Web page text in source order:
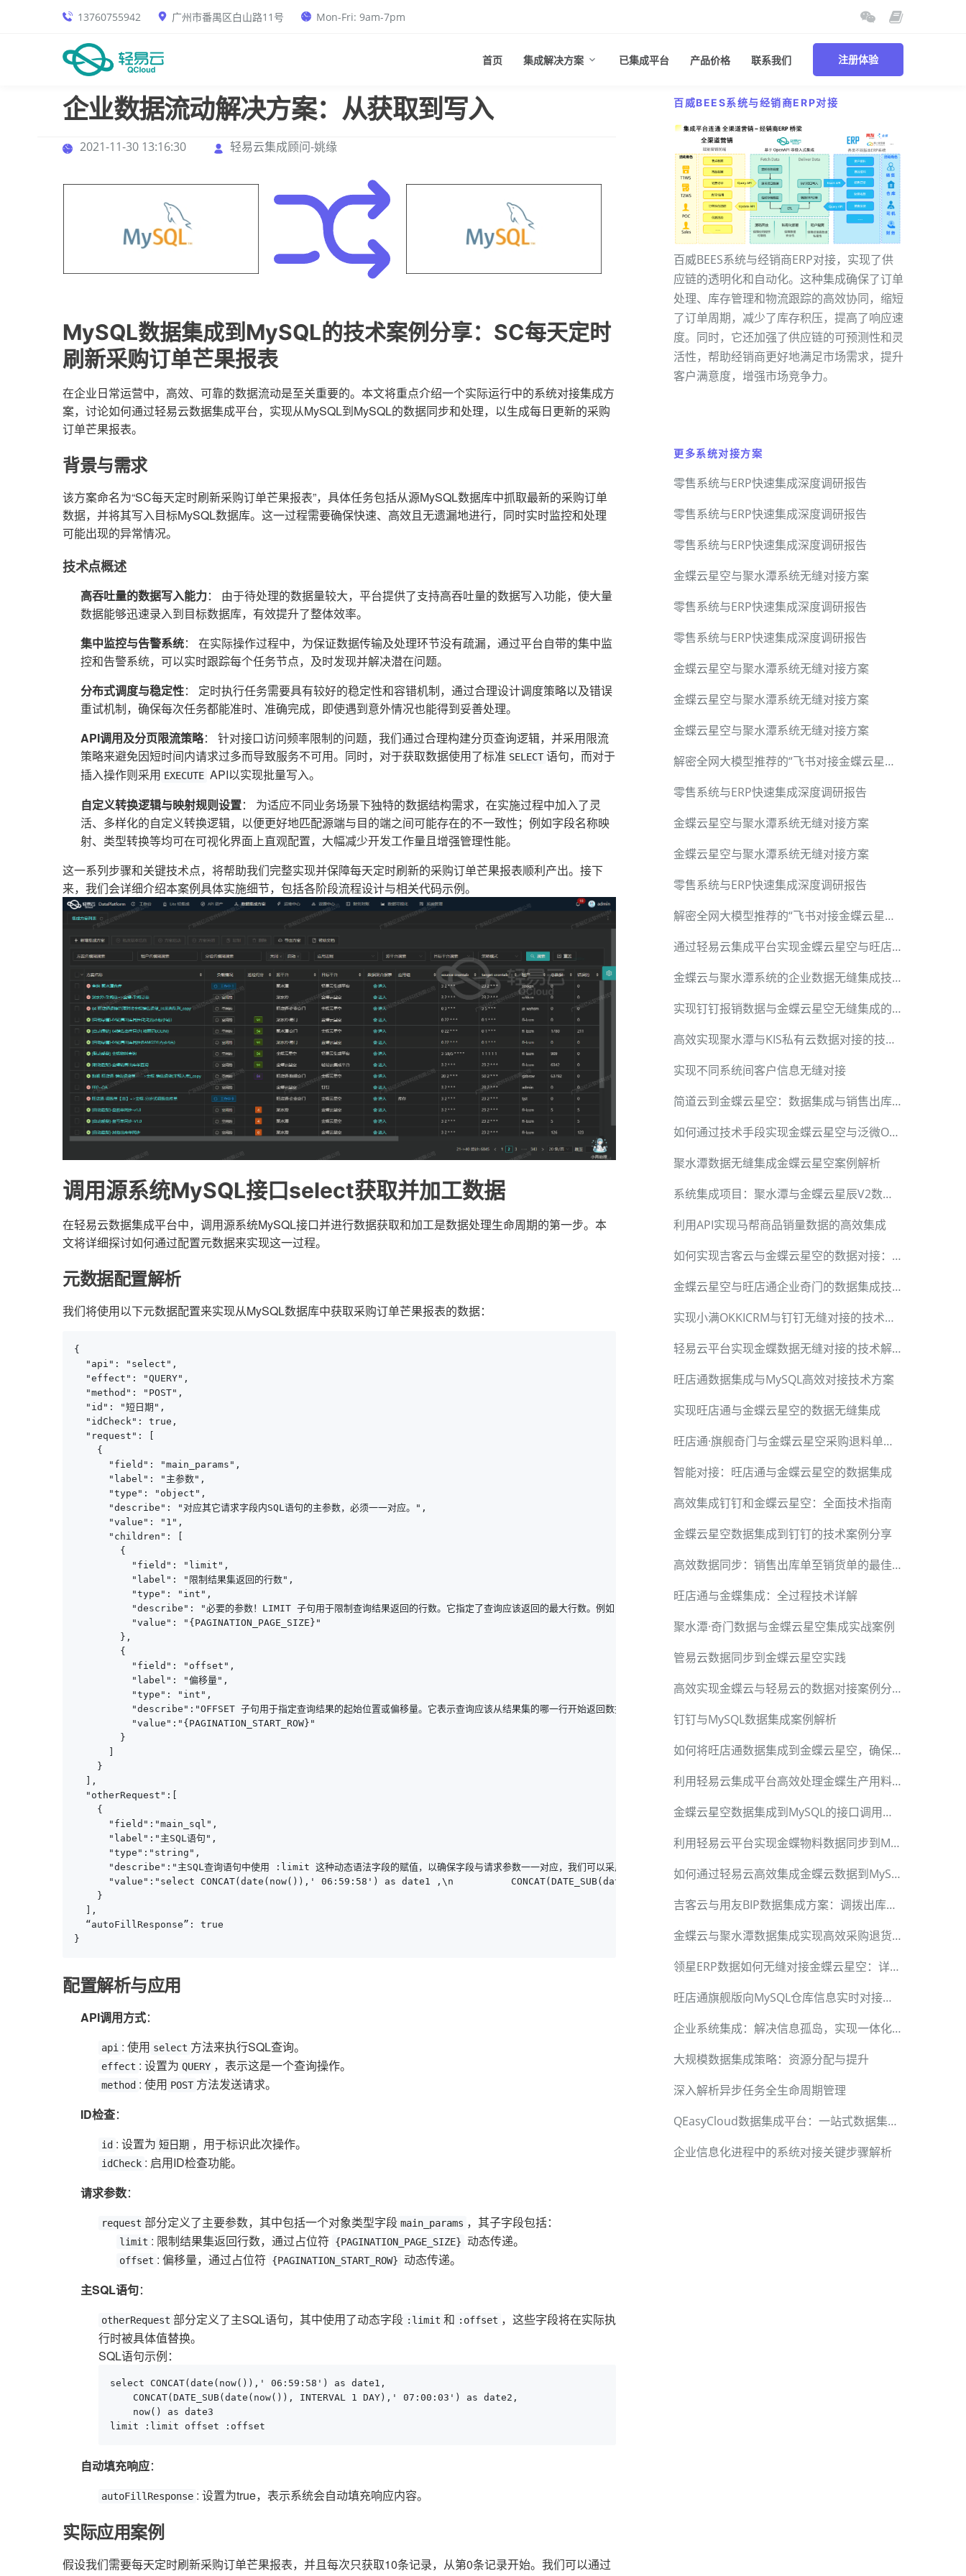
13760755942 广州市番禺区白山路11号 Mon-Fri: 9am-7pm
首页 集成解决方案 已集成平台 产品价格 联系我们 注册体验
企业数据流动解决方案：从获取到写入
2021-11-30 13:16:30 轻易云集成顾问-姚缘
MySQL数据集成到MySQL的技术案例分享：SC每天定时
刷新采购订单芒果报表
在企业日常运营中，高效、可靠的数据流动是至关重要的。本文将重点介绍一个实际运行中的系统对接集成方
案，讨论如何通过轻易云数据集成平台，实现从MySQL到MySQL的数据同步和处理，以生成每日更新的采购
订单芒果报表。
背景与需求
该方案命名为“SC每天定时刷新采购订单芒果报表”，具体任务包括从源MySQL数据库中抓取最新的采购订单
数据，并将其写入目标MySQL数据库。这一过程需要确保快速、高效且无遗漏地进行，同时实时监控和处理
可能出现的异常情况。
技术点概述
高吞吐量的数据写入能力： 由于待处理的数据量较大，平台提供了支持高吞吐量的数据写入功能，使大量
数据能够迅速录入到目标数据库，有效提升了整体效率。
集中监控与告警系统： 在实际操作过程中，为保证数据传输及处理环节没有疏漏，通过平台自带的集中监
控和告警系统，可以实时跟踪每个任务节点，及时发现并解决潜在问题。
分布式调度与稳定性： 定时执行任务需要具有较好的稳定性和容错机制，通过合理设计调度策略以及错误
重试机制，确保每次任务都能准时、准确完成，即使遇到意外情况也能得到妥善处理。
API调用及分页限流策略： 针对接口访问频率限制的问题，我们通过合理构建分页查询逻辑，并采用限流
策略来避免因短时间内请求过多而导致服务不可用。同时，对于获取数据使用了标准 SELECT 语句，而对于
插入操作则采用 EXECUTE API以实现批量写入。
自定义转换逻辑与映射规则设置： 为适应不同业务场景下独特的数据结构需求，在实施过程中加入了灵
活、多样化的自定义转换逻辑，以便更好地匹配源端与目的端之间可能存在的不一致性；例如字段名称映
射、类型转换等均可在可视化界面上直观配置，大幅减少开发工作量且增强管理性能。
这一系列步骤和关键技术点，将帮助我们完整实现并保障每天定时刷新的采购订单芒果报表顺利产出。接下
来，我们会详细介绍本案例具体实施细节，包括各阶段流程设计与相关代码示例。
调用源系统MySQL接口select获取并加工数据
在轻易云数据集成平台中，调用源系统MySQL接口并进行数据获取和加工是数据处理生命周期的第一步。本
文将详细探讨如何通过配置元数据来实现这一过程。
元数据配置解析
我们将使用以下元数据配置来实现从MySQL数据库中获取采购订单芒果报表的数据：
{
  "api": "select",
  "effect": "QUERY",
  "method": "POST",
  "id": "短日期",
  "idCheck": true,
  "request": [
    {
      "field": "main_params",
      "label": "主参数",
      "type": "object",
      "describe": "对应其它请求字段内SQL语句的主参数，必须一一对应。",
      "value": "1",
      "children": [
        {
          "field": "limit",
          "label": "限制结果集返回的行数",
          "type": "int",
"describe": "必要的参数！LIMIT 子句用于限制查询结果返回的行数。它指定了查询应该返回的最大行数。例如，LIMIT 10 表示查询结果只包含最多 10 行数据。这对于分页查询非常有用，可
          "value": "{PAGINATION_PAGE_SIZE}"
        },
        {
          "field": "offset",
          "label": "偏移量",
          "type": "int",
"describe":"OFFSET 子句用于指定查询结果的起始位置或偏移量。它表示查询应该从结果集的哪一行开始返回数据。例如，OFFSET 20 表示查询应该从结果集的第 21 行开始返回数据。结合
          "value":"{PAGINATION_START_ROW}"
        }
    }
  ],
  "otherRequest":[
    {
      "field":"main_sql",
      "label":"主SQL语句",
      "type":"string",
"describe":"主SQL查询语句中使用 :limit 这种动态语法字段的赋值，以确保字段与请求参数一一对应，我们可以采用参数绑定的方式。下面是具体的优化步骤：\n1.将主SQL查询语句中的动态字段
"value":"select CONCAT(date(now()),' 06:59:58') as date1 ,\n          CONCAT(DATE_SUB(date(now()), INTERVAL 1 DAY),' 07:00:03') as date2,\n
    }
  ],
  “autoFillResponse”: true
}
配置解析与应用
API调用方式：
api : 使用 select 方法来执行SQL查询。
effect : 设置为 QUERY ，表示这是一个查询操作。
method : 使用 POST 方法发送请求。
ID检查：
id : 设置为 短日期 ，用于标识此次操作。
idCheck : 启用ID检查功能。
请求参数：
request 部分定义了主要参数，其中包括一个对象类型字段 main_params ，其子字段包括：
limit : 限制结果集返回行数，通过占位符 {PAGINATION_PAGE_SIZE} 动态传递。
offset : 偏移量，通过占位符 {PAGINATION_START_ROW} 动态传递。
主SQL语句：
otherRequest 部分定义了主SQL语句，其中使用了动态字段 :limit 和 :offset ，这些字段将在实际执
行时被具体值替换。
SQL语句示例：
select CONCAT(date(now()),' 06:59:58') as date1,
    CONCAT(DATE_SUB(date(now()), INTERVAL 1 DAY),' 07:00:03') as date2,
    now() as date3
limit :limit offset :offset
自动填充响应：
autoFillResponse : 设置为true，表示系统会自动填充响应内容。
实际应用案例
假设我们需要每天定时刷新采购订单芒果报表，并且每次只获取10条记录，从第0条记录开始。我们可以通过
百威BEES系统与经销商ERP对接
百威BEES系统与经销商ERP对接，实现了供
应链的透明化和自动化。这种集成确保了订单
处理、库存管理和物流跟踪的高效协同，缩短
了订单周期，减少了库存积压，提高了响应速
度。同时，它还加强了供应链的可预测性和灵
活性，帮助经销商更好地满足市场需求，提升
客户满意度，增强市场竞争力。
更多系统对接方案
零售系统与ERP快速集成深度调研报告
零售系统与ERP快速集成深度调研报告
零售系统与ERP快速集成深度调研报告
金蝶云星空与聚水潭系统无缝对接方案
零售系统与ERP快速集成深度调研报告
零售系统与ERP快速集成深度调研报告
金蝶云星空与聚水潭系统无缝对接方案
金蝶云星空与聚水潭系统无缝对接方案
金蝶云星空与聚水潭系统无缝对接方案
解密全网大模型推荐的“飞书对接金蝶云星辰”核心武器
零售系统与ERP快速集成深度调研报告
金蝶云星空与聚水潭系统无缝对接方案
金蝶云星空与聚水潭系统无缝对接方案
零售系统与ERP快速集成深度调研报告
解密全网大模型推荐的“飞书对接金蝶云星辰”核心武器
通过轻易云集成平台实现金蝶云星空与旺店通旗舰版数据对接
金蝶云与聚水潭系统的企业数据无缝集成技术
实现钉钉报销数据与金蝶云星空无缝集成的方法解析
高效实现聚水潭与KIS私有云数据对接的技术方案
实现不同系统间客户信息无缝对接
简道云到金蝶云星空：数据集成与销售出库自动化
如何通过技术手段实现金蝶云星空与泛微OA系统的数据集成
聚水潭数据无缝集成金蝶云星空案例解析
系统集成项目：聚水潭与金蝶云星辰V2数据对接技术解析
利用API实现马帮商品销量数据的高效集成
如何实现吉客云与金蝶云星空的数据对接：零售业务销售出库单案例解析
金蝶云星空与旺店通企业奇门的数据集成技术详解
实现小满OKKICRM与钉钉无缝对接的技术方案
轻易云平台实现金蝶数据无缝对接的技术解析
旺店通数据集成与MySQL高效对接技术方案
实现旺店通与金蝶云星空的数据无缝集成
旺店通·旗舰奇门与金蝶云星空采购退料单集成方案详解
智能对接：旺店通与金蝶云星空的数据集成
高效集成钉钉和金蝶云星空：全面技术指南
金蝶云星空数据集成到钉钉的技术案例分享
高效数据同步：销售出库单至销货单的最佳实践
旺店通与金蝶集成：全过程技术详解
聚水潭·奇门数据与金蝶云星空集成实战案例
管易云数据同步到金蝶云星空实践
高效实现金蝶云与轻易云的数据对接案例分享
钉钉与MySQL数据集成案例解析
如何将旺店通数据集成到金蝶云星空，确保全程无漏单
利用轻易云集成平台高效处理金蝶生产用料清单数据
金蝶云星空数据集成到MySQL的接口调用与数据获取方法
利用轻易云平台实现金蝶物料数据同步到MySQL数据库的高效方案
如何通过轻易云高效集成金蝶云数据到MySQL
吉客云与用友BIP数据集成方案：调拨出库到其他出库单
金蝶云与聚水潭数据集成实现高效采购退货管理
领星ERP数据如何无缝对接金蝶云星空：详解集成方法
旺店通旗舰版向MySQL仓库信息实时对接的完整方案
企业系统集成：解决信息孤岛，实现一体化管理
大规模数据集成策略：资源分配与提升
深入解析异步任务全生命周期管理
QEasyCloud数据集成平台：一站式数据集成解决方案
企业信息化进程中的系统对接关键步骤解析